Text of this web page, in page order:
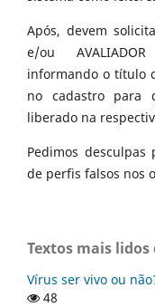
Após, devem
e/ou
informando o título
no cadastro para
liberado na
Pedimos
de perfis falsos nos
Textos mais lidos
Vírus ser vivo ou
48